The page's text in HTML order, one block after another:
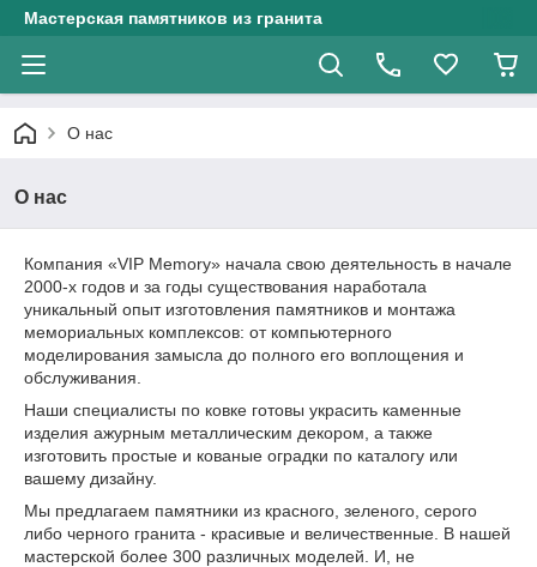
Мастерская памятников из гранита
О нас
О нас
Компания «VIP Memory» начала свою деятельность в начале
2000-х годов и за годы существования наработала
уникальный опыт изготовления памятников и монтажа
мемориальных комплексов: от компьютерного
моделирования замысла до полного его воплощения и
обслуживания.
Наши специалисты по ковке готовы украсить каменные
изделия ажурным металлическим декором, а также
изготовить простые и кованые оградки по каталогу или
вашему дизайну.
Мы предлагаем памятники из красного, зеленого, серого
либо черного гранита - красивые и величественные. В нашей
мастерской более 300 различных моделей. И, не